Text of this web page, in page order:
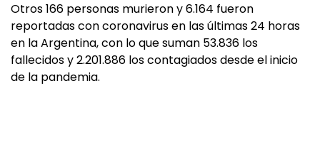
Otros 166 personas murieron y 6.164 fueron
reportadas con coronavirus en las últimas 24 horas
en la Argentina, con lo que suman 53.836 los
fallecidos y 2.201.886 los contagiados desde el inicio
de la pandemia.